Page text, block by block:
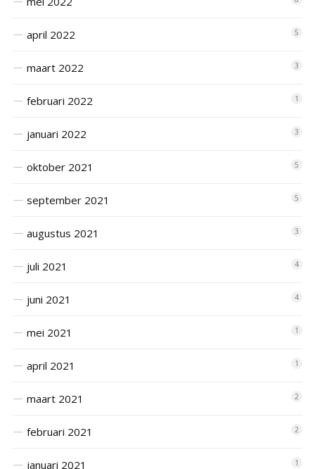
april 2022 5
maart 2022 3
februari 2022 1
januari 2022 3
oktober 2021 5
september 2021 5
augustus 2021 3
juli 2021 4
juni 2021 4
mei 2021 1
april 2021 1
maart 2021 2
februari 2021 2
januari 2021 1